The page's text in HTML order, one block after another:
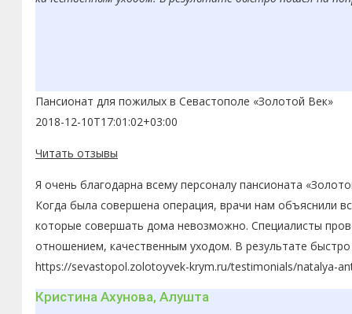
Пансионат для пожилых в Севастополе «Золотой Век»
2018-12-10T17:01:02+03:00
Читать отзывы
Я очень благодарна всему персоналу пансионата
Когда была совершена операция, врачи нам объяснили
которые совершать дома невозможно. Специалисты
отношением, качественным уходом. В результате
https://sevastopol.zolotoyvek-krym.ru/testimonials/natalya-
Кристина Ахунова, Алушта